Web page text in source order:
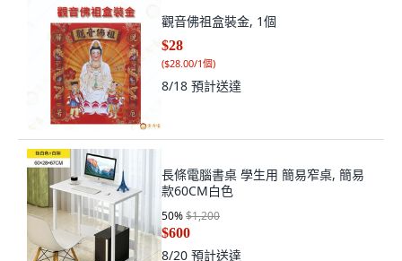
觀音佛祖盒裝金, 1個
$28
($28.00/1個)
8/18 預計送達
長條電腦書桌 學生用 簡易窄桌, 簡易
款60CM白色
50%$1,200
$600
8/20 預計送達